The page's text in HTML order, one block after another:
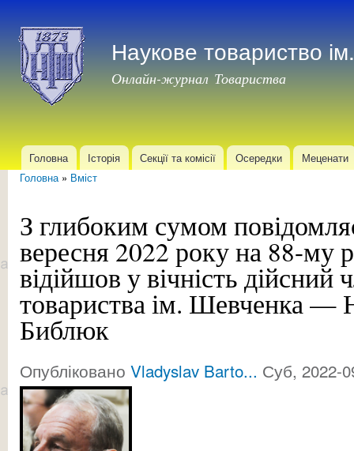
Наукове товариство
Онлайн-журнал Товариства
Головне меню
Головна Історія Секції та комісії Осередки Меценати
Головна» Вміст
З глибоким сумом
вересня 2022 року на 88-му
відійшов у вічність дійсний
товариства ім. Шевченка —
Библюк
Опубліковано Vladyslav Barto... Суб, 2022-